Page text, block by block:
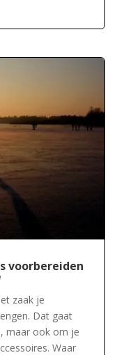
voorbereiden
zaak je
Dat gaat
maar ook om je
Waar